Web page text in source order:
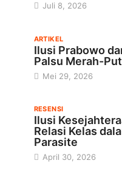
Juli 8, 2026
ARTIKEL
Ilusi Prabowo
Palsu Merah-
Mei 29, 2026
RESENSI
Ilusi
Relasi Kelas
Parasite
April 30, 2026